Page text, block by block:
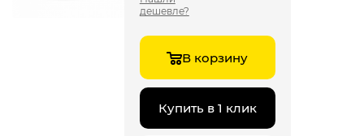
дешевле?
В корзину
Купить в 1 клик